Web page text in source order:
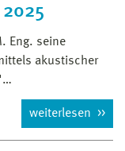
Eng. seine
akustischer
weiterlesen